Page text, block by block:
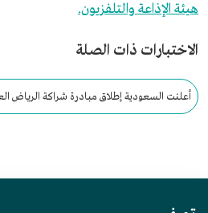
هيئة الإذاعة والتلفزيون.
الاختبارات ذات الصلة
أعلنت السعودية إطلاق مبادرة شراكة الرياض